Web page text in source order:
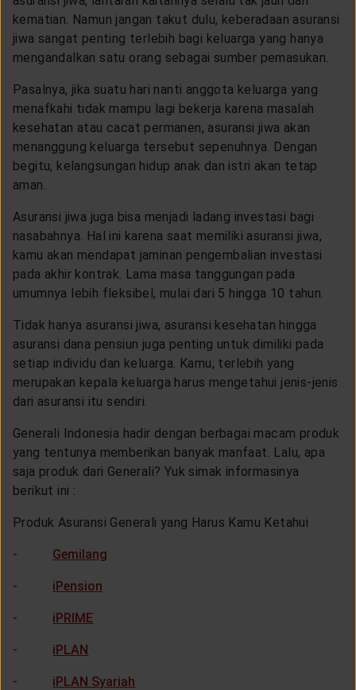
kematian. Namun jangan takut dulu, keberadaan asuransi
jiwa sangat penting terlebih bagi keluarga yang hanya
mengandalkan satu orang sebagai sumber pemasukan.
Pasalnya, jika suatu hari nanti anggota keluarga yang
menafkahi tidak mampu lagi bekerja karena masalah
kesehatan atau cacat permanen, asuransi jiwa akan
menanggung keluarga tersebut sepenuhnya. Dengan
begitu, kelangsungan hidup anak dan istri akan tetap
aman.
Asuransi jiwa juga bisa menjadi ladang investasi bagi
nasabahnya. Hal ini karena saat memiliki asuransi jiwa,
kamu akan mendapat jaminan pengembalian investasi
pada akhir kontrak. Lama masa tanggungan pada
umumnya lebih fleksibel, mulai dari 5 hingga 10 tahun.
Tidak hanya asuransi jiwa, asuransi kesehatan hingga
asuransi dana pensiun juga penting untuk dimiliki pada
setiap individu dan keluarga. Kamu, terlebih yang
merupakan kepala keluarga harus mengetahui jenis-jenis
dari asuransi itu sendiri.
Generali Indonesia hadir dengan berbagai macam produk
yang tentunya memberikan banyak manfaat. Lalu, apa
saja produk dari Generali? Yuk simak informasinya
berikut ini :
Produk Asuransi Generali yang Harus Kamu Ketahui
- Gemilang
- iPension
- iPRIME
- iPLAN
- iPLAN Syariah